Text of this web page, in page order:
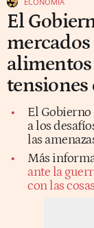
El
mercados
alimentos
tensiones
El Gobierno
a los
las
Más
ante la
con las